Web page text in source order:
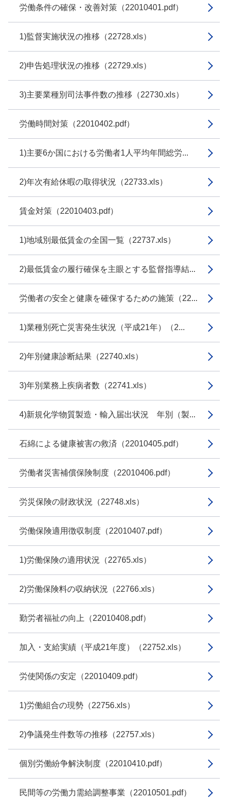
労働条件の確保・改善対策（22010401.pdf）
1)監督実施状況の推移（22728.xls）
2)申告処理状況の推移（22729.xls）
3)主要業種別司法事件数の推移（22730.xls）
労働時間対策（22010402.pdf）
1)主要6か国における労働者1人平均年間総労...
2)年次有給休暇の取得状況（22733.xls）
賃金対策（22010403.pdf）
1)地域別最低賃金の全国一覧（22737.xls）
2)最低賃金の履行確保を主眼とする監督指導結...
労働者の安全と健康を確保するための施策（22...
1)業種別死亡災害発生状況（平成21年）（2...
2)年別健康診断結果（22740.xls）
3)年別業務上疾病者数（22741.xls）
4)新規化学物質製造・輸入届出状況 年別（製...
石綿による健康被害の救済（22010405.pdf）
労働者災害補償保険制度（22010406.pdf）
労災保険の財政状況（22748.xls）
労働保険適用徴収制度（22010407.pdf）
1)労働保険の適用状況（22765.xls）
2)労働保険料の収納状況（22766.xls）
勤労者福祉の向上（22010408.pdf）
加入・支給実績（平成21年度）（22752.xls）
労使関係の安定（22010409.pdf）
1)労働組合の現勢（22756.xls）
2)争議発生件数等の推移（22757.xls）
個別労働紛争解決制度（22010410.pdf）
民間等の労働力需給調整事業（22010501.pdf）